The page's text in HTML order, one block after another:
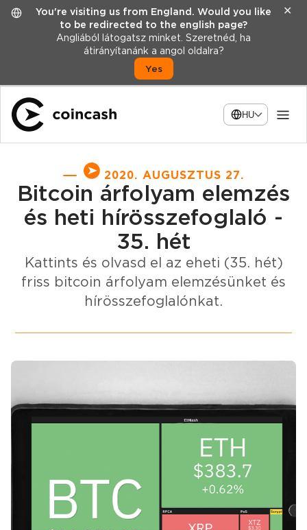
You're visiting us from England. Would you like
to be redirected to the english page?
Angliából látogatsz minket. Szeretnéd, ha
átirányítanánk a angol oldalra?
Yes
✕
HU
2020. AUGUSZTUS 27.
Bitcoin árfolyam elemzés
és heti hírösszefoglaló -
35. hét
Kattints és olvasd el az eheti (35. hét)
friss bitcoin árfolyam elemzésünket és
hírösszefoglalónkat.